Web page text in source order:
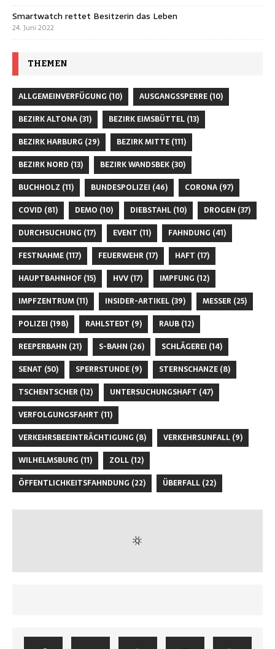
Smartwatch rettet Besitzerin das Leben
24. Juni 2022
THEMEN
ALLGEMEINVERFÜGUNG (10) AUSGANGSSPERRE (10)
BEZIRK ALTONA (31) BEZIRK EIMSBÜTTEL (13)
BEZIRK HARBURG (29) BEZIRK MITTE (111)
BEZIRK NORD (13) BEZIRK WANDSBEK (30)
BUCHHOLZ (11) BUNDESPOLIZEI (46) CORONA (97)
COVID (81) DEMO (10) DIEBSTAHL (10) DROGEN (37)
DURCHSUCHUNG (17) EVENT (11) FAHNDUNG (41)
FESTNAHME (117) FEUERWEHR (17) HAFT (17)
HAUPTBAHNHOF (15) HVV (17) IMPFUNG (12)
IMPFZENTRUM (11) INSIDER-ARTIKEL (39) MESSER (25)
POLIZEI (198) RAHLSTEDT (9) RAUB (12)
REEPERBAHN (21) S-BAHN (26) SCHLÄGEREI (14)
SENAT (50) SPERRSTUNDE (9) STERNSCHANZE (8)
TSCHENTSCHER (12) UNTERSUCHUNGSHAFT (47)
VERFOLGUNGSFAHRT (11)
VERKEHRSBEEINTRÄCHTIGUNG (8) VERKEHRSUNFALL (9)
WILHELMSBURG (11) ZOLL (12)
ÖFFENTLICHKEITSFAHNDUNG (22) ÜBERFALL (22)